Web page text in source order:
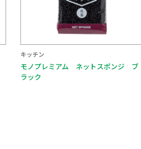
キッチン
モノプレミアム ネットスポンジ ブ
ラック